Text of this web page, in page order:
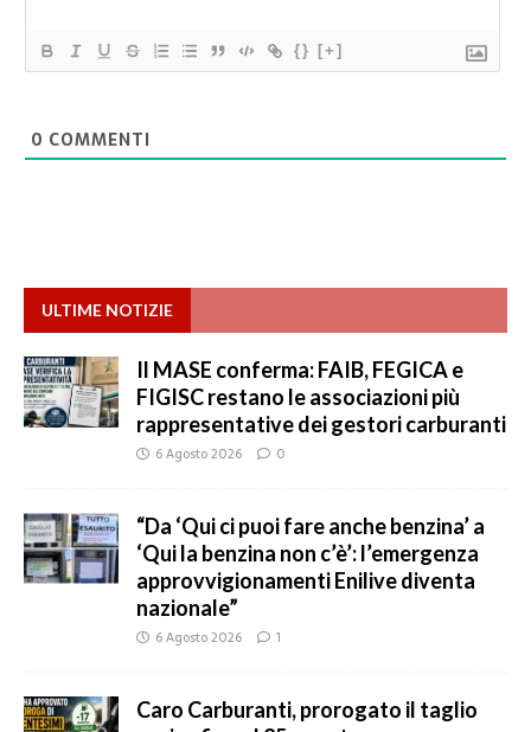
{} [+]
0 COMMENTI
ULTIME NOTIZIE
Il MASE conferma: FAIB, FEGICA e
FIGISC restano le associazioni più
rappresentative dei gestori carburanti
6 Agosto 2026 0
“Da ‘Qui ci puoi fare anche benzina’ a
‘Qui la benzina non c’è’: l’emergenza
approvvigionamenti Enilive diventa
nazionale”
6 Agosto 2026 1
Caro Carburanti, prorogato il taglio